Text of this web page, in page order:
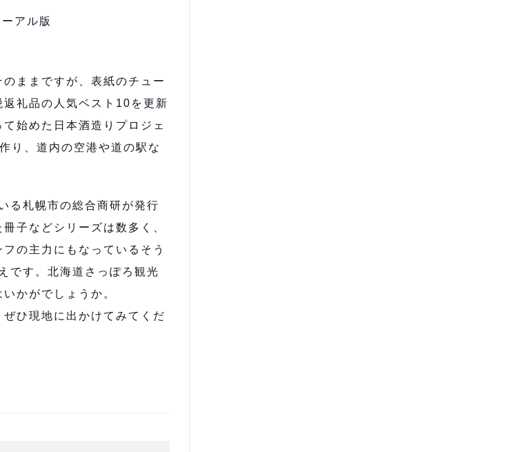
アル版
ままですが、表紙のチュー
礼品の人気ベスト10を更新
始めた日本酒造りプロジェ
り、道内の空港や道の駅な
る札幌市の総合商研が発行
子などシリーズは数多く、
の主力にもなっているそう
です。北海道さっぽろ観光
かがでしょうか。
ひ現地に出かけてみてくだ